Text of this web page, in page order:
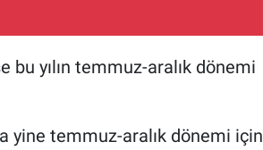
bu yılın temmuz-aralık dönemi
yine temmuz-aralık dönemi için